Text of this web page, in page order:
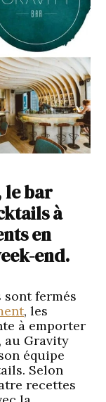
le bar
à
en
end.
sont fermés
, les
à emporter
au Gravity
équipe
Selon
recettes